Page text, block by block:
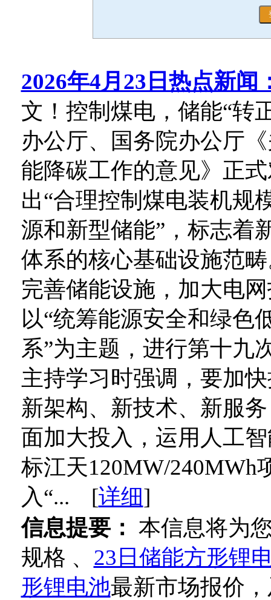
2026年4月23日热点新闻
文！控制煤电，储能“转
办公厅、国务院办公厅
能降碳工作的意见》正
出“合理控制煤电装机规
源和新型储能”，标志着
体系的核心基础设施范
完善储能设施，加大电
以“统筹能源安全和绿色
系”为主题，进行第十九
主持学习时强调，要加
新架构、新技术、新服
面加大投入，运用人工
标江天120MW/240MWh
入“... [详细]
信息提要： 本信息将为
规格 、 23日储能方形锂
形锂电池最新市场报价